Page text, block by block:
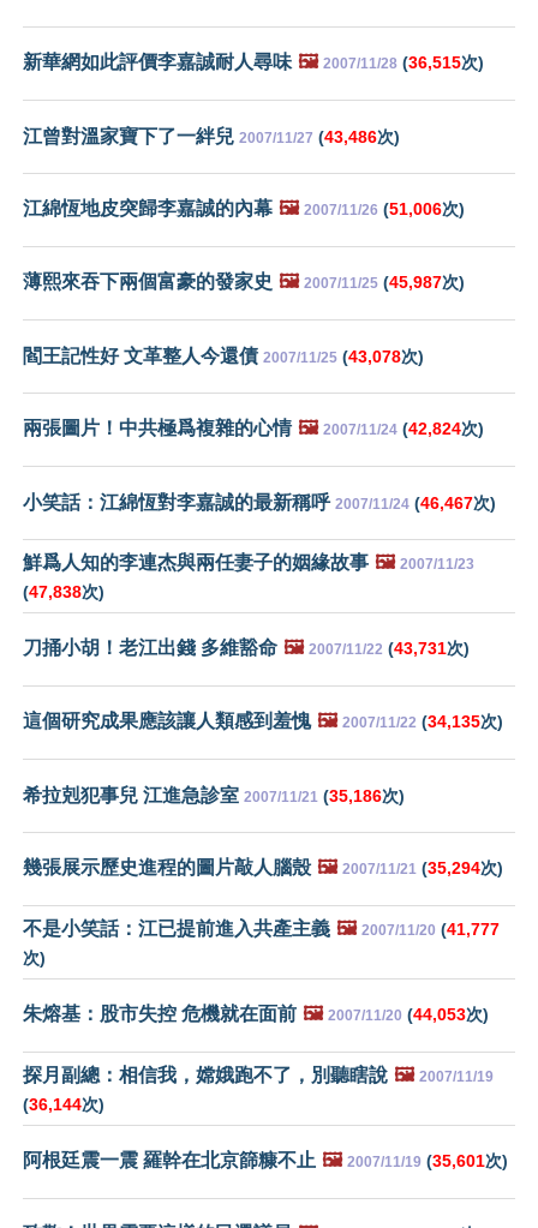
新華網如此評價李嘉誠耐人尋味 🖼️ 2007/11/28 (36,515次)
江曾對溫家寶下了一絆兒 2007/11/27 (43,486次)
江綿恆地皮突歸李嘉誠的內幕 🖼️ 2007/11/26 (51,006次)
薄熙來吞下兩個富豪的發家史 🖼️ 2007/11/25 (45,987次)
閻王記性好 文革整人今還債 2007/11/25 (43,078次)
兩張圖片！中共極爲複雜的心情 🖼️ 2007/11/24 (42,824次)
小笑話：江綿恆對李嘉誠的最新稱呼 2007/11/24 (46,467次)
鮮爲人知的李連杰與兩任妻子的姻緣故事 🖼️ 2007/11/23
(47,838次)
刀捅小胡！老江出錢 多維豁命 🖼️ 2007/11/22 (43,731次)
這個研究成果應該讓人類感到羞愧 🖼️ 2007/11/22 (34,135次)
希拉剋犯事兒 江進急診室 2007/11/21 (35,186次)
幾張展示歷史進程的圖片敲人腦殼 🖼️ 2007/11/21 (35,294次)
不是小笑話：江已提前進入共產主義 🖼️ 2007/11/20 (41,777
次)
朱熔基：股市失控 危機就在面前 🖼️ 2007/11/20 (44,053次)
探月副總：相信我，嫦娥跑不了，別聽瞎說 🖼️ 2007/11/19
(36,144次)
阿根廷震一震 羅幹在北京篩糠不止 🖼️ 2007/11/19 (35,601次)